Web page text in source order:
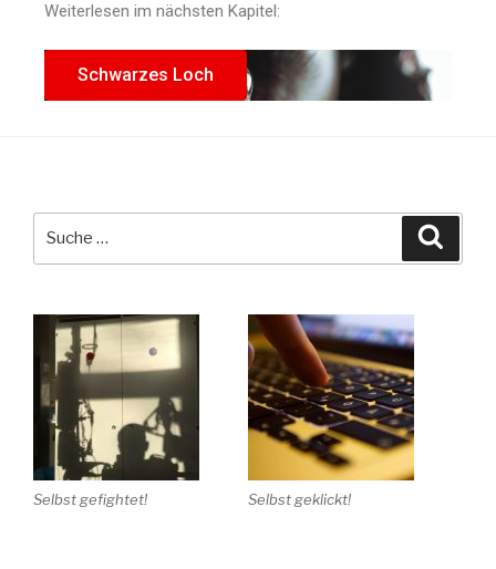
Weiterlesen im nächsten Kapitel:
Schwarzes Loch
Selbst gefightet! Selbst geklickt!